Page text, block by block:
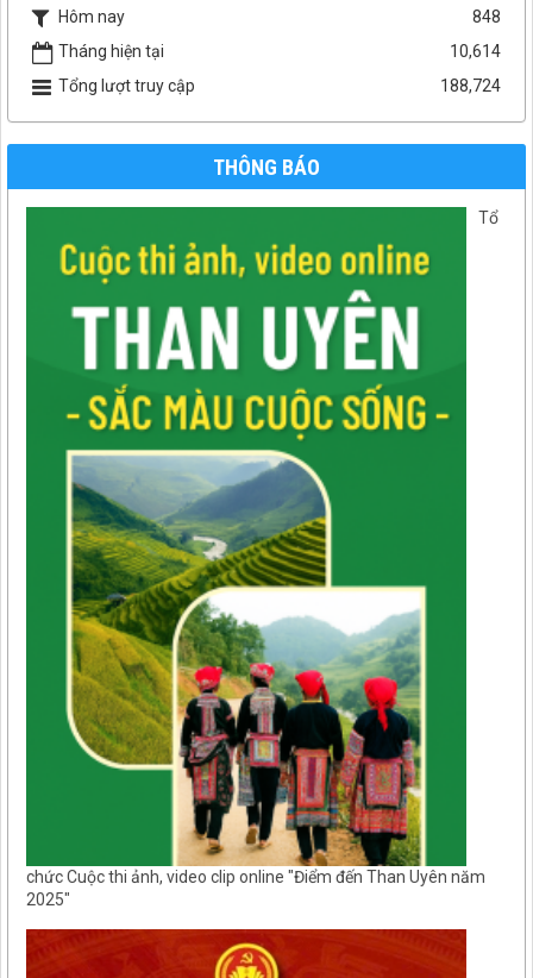
Hôm nay
848
Tháng hiện tại
10,614
Tổng lượt truy cập
188,724
THÔNG BÁO
Tổ
chức Cuộc thi ảnh, video clip online "Điểm đến Than Uyên năm
2025"